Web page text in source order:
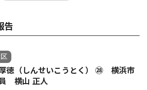
告
徳（しんせいこうとく） ㉘ 横浜市
横山 正人